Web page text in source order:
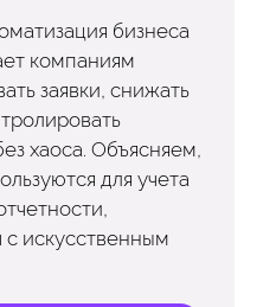
бизнеса
компаниям
заявки, снижать
хаоса. Объясняем,
для учета
с искусственным